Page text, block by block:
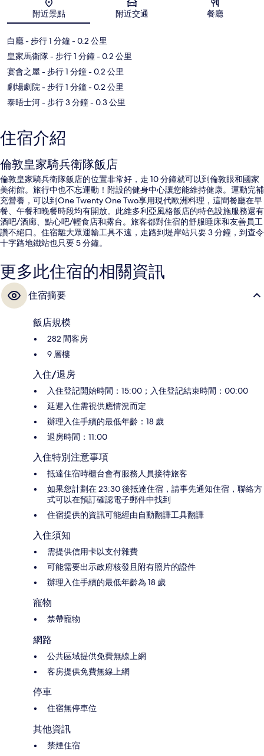
地圖
附近景點 附近交通 餐廳
白廳- 步行 1 分鐘- 0.2 公里
皇家馬衛隊- 步行 1 分鐘- 0.2 公里
宴會之屋 - 步行 1 分鐘- 0.2 公里
劇場劇院- 步行 1 分鐘- 0.2 公里
泰晤士河- 步行 3 分鐘- 0.3 公里
住宿介紹
倫敦皇家騎兵衛隊飯店
倫敦皇家騎兵衛隊飯店的位置非常好，走 10 分鐘就可以到倫敦眼和國家
美術館。旅行中也不忘運動！附設的健身中心讓您能維持健康。運動完補
充營養，可以到One Twenty One Two享用現代歐洲料理，這間餐廳在早
餐、午餐和晚餐時段均有開放。此維多利亞風格飯店的特色設施服務還有
酒吧/酒廊、點心吧/輕食店和露台。旅客都對住宿的舒服睡床和友善員工
讚不絕口。住宿離大眾運輸工具不遠，走路到堤岸站只要 3 分鐘，到查令
十字路地鐵站也只要 5 分鐘。
更多此住宿的相關資訊
住宿摘要
飯店規模
282 間客房
9 層樓
入住/退房
入住登記開始時間：15:00；入住登記結束時間：00:00
延遲入住需視供應情況而定
辦理入住手續的最低年齡：18 歲
退房時間：11:00
入住特別注意事項
抵達住宿時櫃台會有服務人員接待旅客
如果您計劃在 23:30 後抵達住宿，請事先通知住宿，聯絡方
式可以在預訂確認電子郵件中找到
住宿提供的資訊可能經由自動翻譯工具翻譯
入住須知
需提供信用卡以支付雜費
可能需要出示政府核發且附有照片的證件
辦理入住手續的最低年齡為 18 歲
寵物
禁帶寵物
網路
公共區域提供免費無線上網
客房提供免費無線上網
停車
住宿無停車位
其他資訊
禁煙住宿